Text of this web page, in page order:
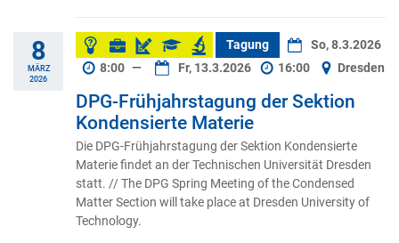
8
MÄRZ
2026
Tagung
So, 8.3.2026
8:00 — Fr, 13.3.2026 16:00 Dresden
DPG-Frühjahrstagung der Sektion
Kondensierte Materie
Die DPG-Frühjahrstagung der Sektion Kondensierte
Materie findet an der Technischen Universität Dresden
statt. // The DPG Spring Meeting of the Condensed
Matter Section will take place at Dresden University of
Technology.